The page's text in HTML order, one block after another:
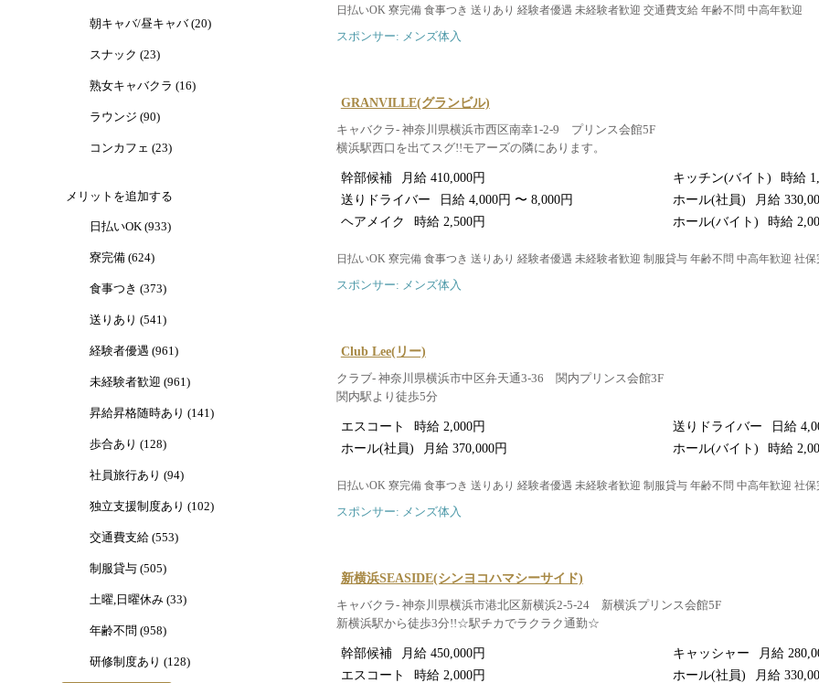
朝キャバ/昼キャバ (20)
スナック (23)
熟女キャバクラ (16)
ラウンジ (90)
コンカフェ (23)
メリットを追加する
日払いOK (933)
寮完備 (624)
食事つき (373)
送りあり (541)
経験者優遇 (961)
未経験者歓迎 (961)
昇給昇格随時あり (141)
歩合あり (128)
社員旅行あり (94)
独立支援制度あり (102)
交通費支給 (553)
制服貸与 (505)
土曜,日曜休み (33)
年齢不問 (958)
研修制度あり (128)
日払いOK 寮完備 食事つき 送りあり 経験者優遇 未経験者歓迎 交通費支給 年齢不問 中高年歓迎
スポンサー: メンズ体入
GRANVILLE(グランビル)
キャバクラ- 神奈川県横浜市西区南幸1-2-9 プリンス会館5F
横浜駅西口を出てスグ!!モアーズの隣にあります。
幹部候補 月給 410,000円 キッチン(バイト)
時給
送りドライバー
日給 4,000円 〜 8,000円 ホール(社員)
月給
ヘアメイク
時給 2,500円 ホール(バイト) 時給
日払いOK 寮完備 食事つき 送りあり 経験者優遇 未経験者歓迎 制服貸与 年齢不問 中高年歓迎 社保
スポンサー: メンズ体入
Club Lee(リー)
クラブ- 神奈川県横浜市中区弁天通3-36 関内プリンス会館3F
関内駅より徒歩5分
エスコート 時給 2,000円 送りドライバー
日給
ホール(社員)
月給 370,000円 ホール(バイト) 時給
日払いOK 寮完備 食事つき 送りあり 経験者優遇 未経験者歓迎 制服貸与 年齢不問 中高年歓迎 社保
スポンサー: メンズ体入
新横浜SEASIDE(シンヨコハマシーサイド)
キャバクラ- 神奈川県横浜市港北区新横浜2-5-24 新横浜プリンス会館5F
新横浜駅から徒歩3分!!☆駅チカでラクラク通勤☆
幹部候補 月給 450,000円 キャッシャー
月給
エスコート
時給 2,000円 ホール(社員)
月給